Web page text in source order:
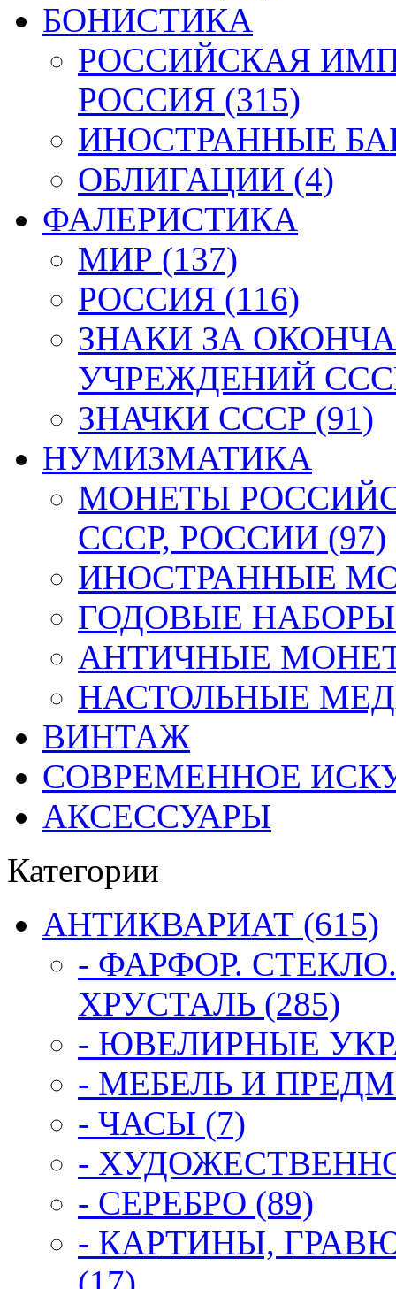
БОНИСТИКА
РОССИЙСКАЯ
РОССИЯ (315)
ИНОСТРАННЫЕ
ОБЛИГАЦИИ (4)
ФАЛЕРИСТИКА
МИР (137)
РОССИЯ (116)
ЗНАКИ ЗА
УЧРЕЖДЕНИЙ
ЗНАЧКИ СССР (91)
НУМИЗМАТИКА
МОНЕТЫ
СССР, РОССИИ (97)
ИНОСТРАННЫЕ
ГОДОВЫЕ НАБОРЫ
АНТИЧНЫЕ
НАСТОЛЬНЫЕ
ВИНТАЖ
СОВРЕМЕННОЕ
АКСЕССУАРЫ
Категории
АНТИКВАРИАТ (615)
- ФАРФОР.
ХРУСТАЛЬ (285)
- ЮВЕЛИРНЫЕ
- МЕБЕЛЬ И
- ЧАСЫ (7)
-
- СЕРЕБРО (89)
- КАРТИНЫ,